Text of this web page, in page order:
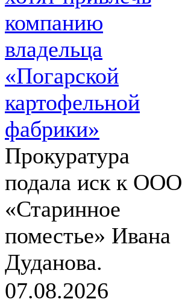
компанию
владельца
«Погарской
картофельной
фабрики»
Прокуратура
подала иск к ООО
«Старинное
поместье» Ивана
Дуданова.
07.08.2026